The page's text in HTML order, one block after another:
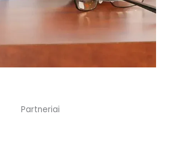
Partneriai